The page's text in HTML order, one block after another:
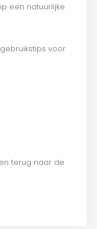
een natuurlijke
voor
terug naar de